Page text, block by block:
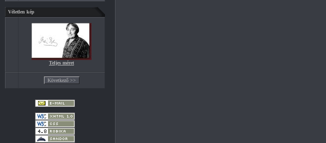
Véletlen kép
Teljes méret